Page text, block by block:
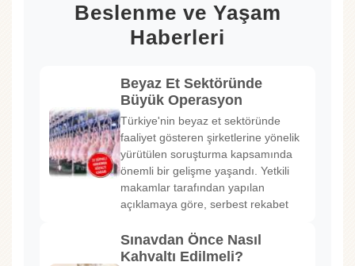
Beslenme ve Yaşam
Haberleri
Beyaz Et Sektöründe
Büyük Operasyon
Türkiye'nin beyaz et sektöründe
faaliyet gösteren şirketlerine yönelik
yürütülen soruşturma kapsamında
önemli bir gelişme yaşandı. Yetkili
makamlar tarafından yapılan
açıklamaya göre, serbest rekabet
Sınavdan Önce Nasıl
Kahvaltı Edilmeli?